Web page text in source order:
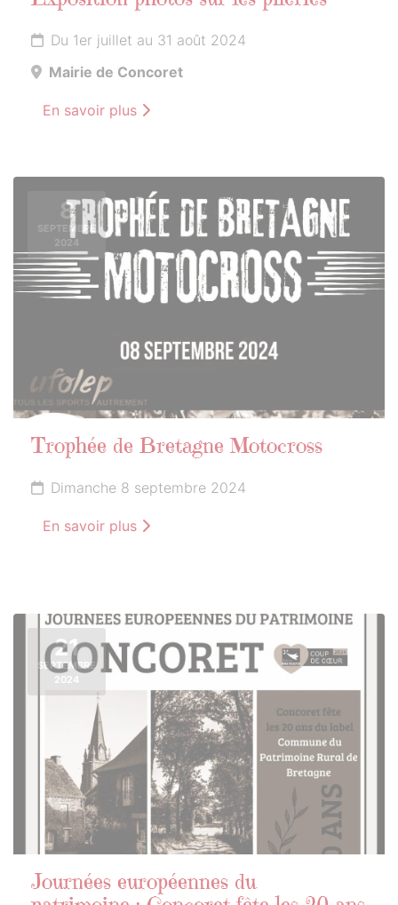
Du 1er juillet au 31 août 2024
Mairie de Concoret
En savoir plus
8
SEPTEMBRE
2024
Trophée de Bretagne Motocross
Dimanche 8 septembre 2024
En savoir plus
21
SEPTEMBRE
2024
Journées européennes du